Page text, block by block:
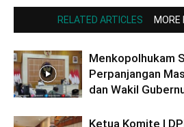
RELATED ARTICLES MORE
Menkopolhukam
Perpanjangan
dan Wakil
Ketua Komite I